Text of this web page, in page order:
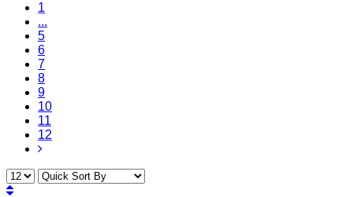
1
...
5
6
7
8
9
10
11
12